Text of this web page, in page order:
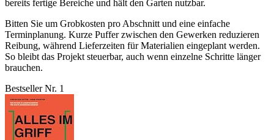
bereits fertige Bereiche und hält den Garten nutzbar.
Bitten Sie um Grobkosten pro Abschnitt und eine einfache
Terminplanung. Kurze Puffer zwischen den Gewerken reduzieren
Reibung, während Lieferzeiten für Materialien eingeplant werden.
So bleibt das Projekt steuerbar, auch wenn einzelne Schritte länger
brauchen.
Bestseller Nr. 1